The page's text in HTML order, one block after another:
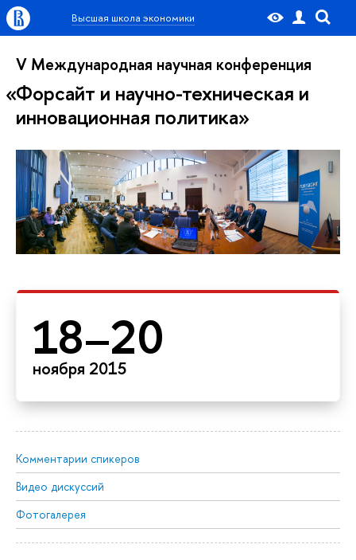
Высшая школа экономики
V Международная научная конференция
Форсайт и научно-техническая и
инновационная политика
18–20
ноября 2015
Комментарии спикеров
Видео дискуссий
Фотогалерея